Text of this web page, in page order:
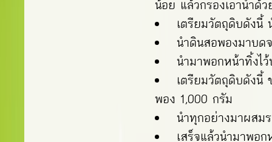
น้อย แล้วกรองเอาน้ำด้
เตรียมวัตถุดิบดัง
นำดินสอพองมาบด
นำมาพอกหน้าทิ้งไ
เตรียมวัตถุดิบดัง
พอง 1,000 กรัม
นำทุกอย่างมาผสม
เสร็จแล้วนำมาพอ